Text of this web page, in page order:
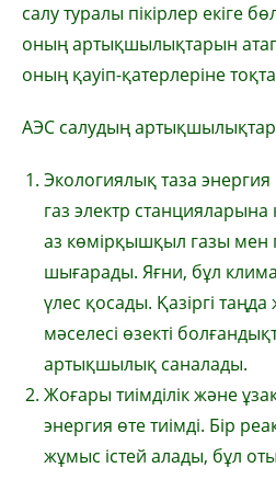
салу туралы пікірлер екіге
оның артықшылықтарын
оның қауіп-қатерлеріне
АЭС салудың
Экологиялық таза
газ электр
аз көмірқышқыл газы мен
шығарады. Яғни, бұл
үлес қосады. Қазіргі
мәселесі өзекті
артықшылық саналады.
Жоғары тиімділік және
энергия өте тиімді. Бір
жұмыс істей алады, бұл